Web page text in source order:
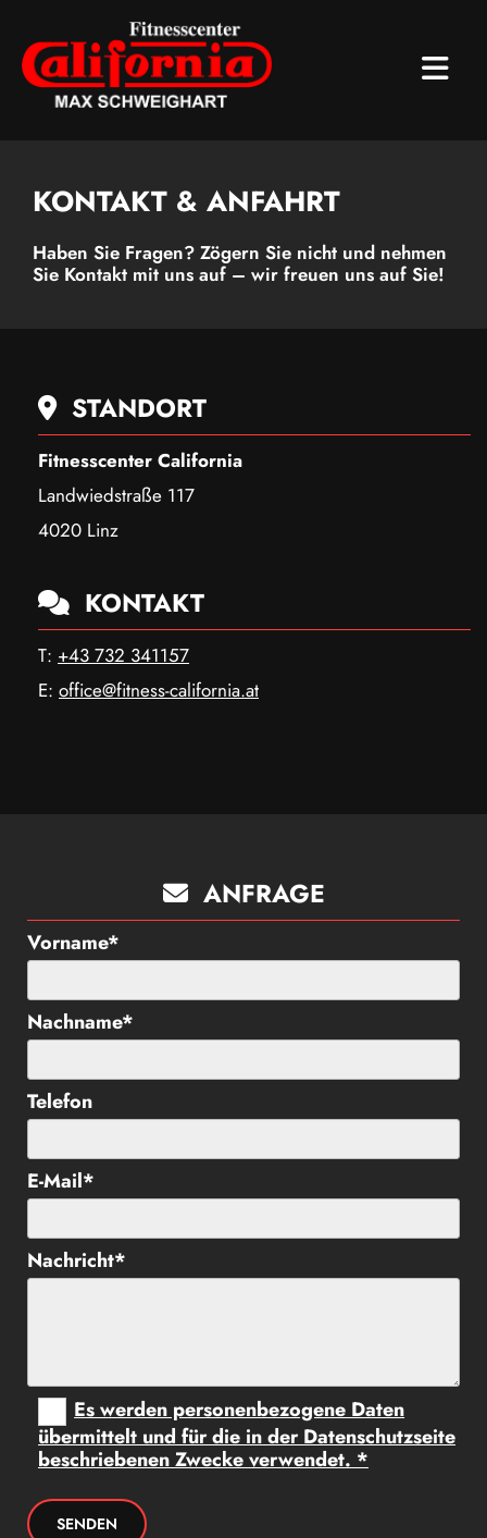
KONTAKT & ANFAHRT
Haben Sie Fragen? Zögern Sie nicht und nehmen
Sie Kontakt mit uns auf – wir freuen uns auf Sie!
STANDORT
Fitnesscenter California
Landwiedstraße 117
4020 Linz
 KONTAKT
T: +43 732 341157
E: office@fitness-california.at
ANFRAGE
Vorname*
Nachname*
Telefon
E-Mail*
Nachricht*
Es werden personenbezogene Daten
übermittelt und für die in der Datenschutzseite
beschriebenen Zwecke verwendet. *